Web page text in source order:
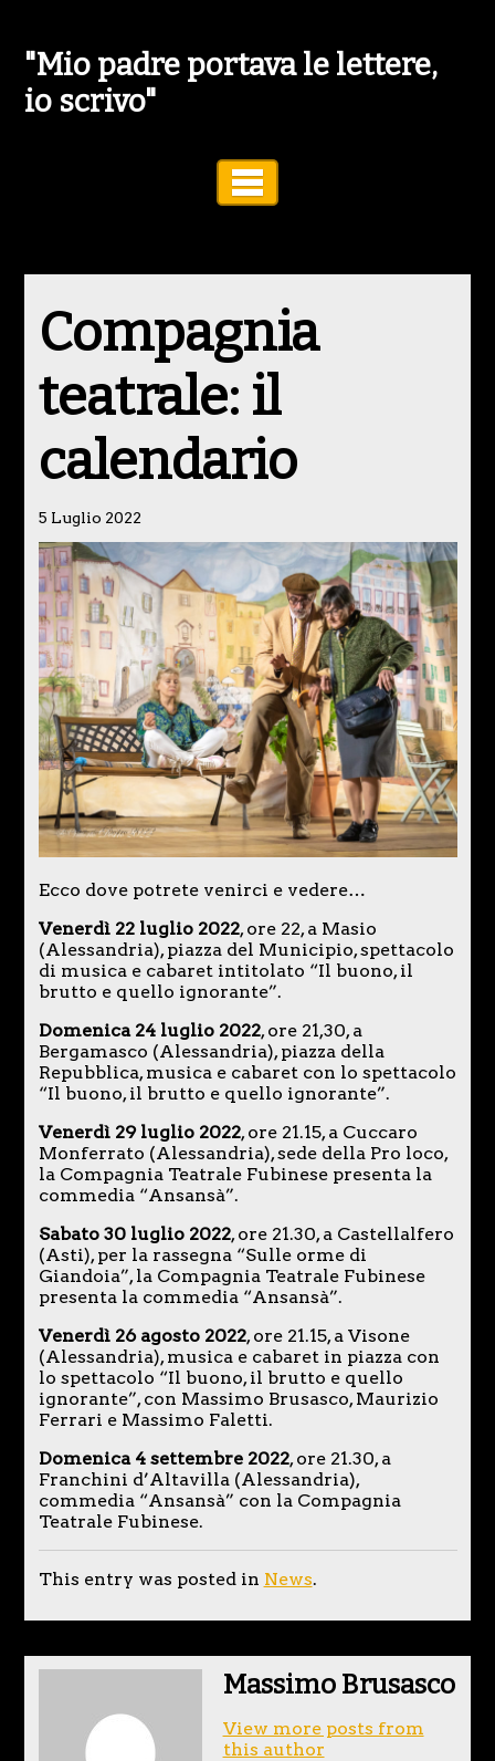
"Mio padre portava le lettere,
io scrivo"
Compagnia
teatrale: il
calendario
5 Luglio 2022
Ecco dove potrete venirci e vedere…
Venerdì 22 luglio 2022, ore 22, a Masio
(Alessandria), piazza del Municipio, spettacolo
di musica e cabaret intitolato “Il buono, il
brutto e quello ignorante”.
Domenica 24 luglio 2022, ore 21,30, a
Bergamasco (Alessandria), piazza della
Repubblica, musica e cabaret con lo spettacolo
“Il buono, il brutto e quello ignorante”.
Venerdì 29 luglio 2022, ore 21.15, a Cuccaro
Monferrato (Alessandria), sede della Pro loco,
la Compagnia Teatrale Fubinese presenta la
commedia “Ansansà”.
Sabato 30 luglio 2022, ore 21.30, a Castellalfero
(Asti), per la rassegna “Sulle orme di
Giandoia”, la Compagnia Teatrale Fubinese
presenta la commedia “Ansansà”.
Venerdì 26 agosto 2022, ore 21.15, a Visone
(Alessandria), musica e cabaret in piazza con
lo spettacolo “Il buono, il brutto e quello
ignorante”, con Massimo Brusasco, Maurizio
Ferrari e Massimo Faletti.
Domenica 4 settembre 2022, ore 21.30, a
Franchini d’Altavilla (Alessandria),
commedia “Ansansà” con la Compagnia
Teatrale Fubinese.
This entry was posted in News.
Massimo Brusasco
View more posts from
this author